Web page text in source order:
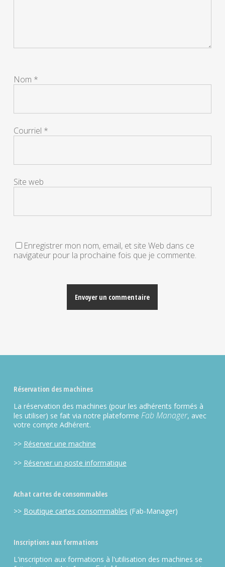
Nom *
Courriel *
Site web
Enregistrer mon nom, email, et site Web dans ce
navigateur pour la prochaine fois que je commente.
Réservation des machines
La réservation des machines (pour les adhérents formés à
les utiliser) se fait via notre plateforme Fab Manager, avec
votre compte Adhérent.
>> Réserver une machine
>> Réserver un poste informatique
Achat cartes de consommables
>> Boutique cartes consommables (Fab-Manager)
Inscriptions aux formations
L'inscription aux formations à l'utilisation des machines se